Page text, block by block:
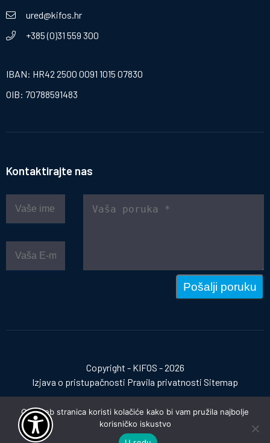
ured@kifos.hr
+385 (0)31 559 300
IBAN: HR42 2500 0091 1015 07830
OIB: 70788591483
Kontaktirajte nas
Pošalji poruku
Copyright - KIFOS - 2026
Izjava o pristupačnosti Pravila privatnosti Sitemap
Izrada web stranica:invictum.hr
Ova web stranica koristi kolačiće kako bi vam pružila najbolje
korisničko iskustvo